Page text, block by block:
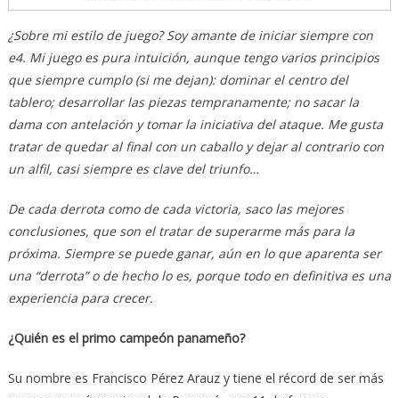
¿Sobre mi estilo de juego? Soy amante de iniciar siempre con
e4. Mi juego es pura intuición, aunque tengo varios principios
que siempre cumplo (si me dejan): dominar el centro del
tablero; desarrollar las piezas tempranamente; no sacar la
dama con antelación y tomar la iniciativa del ataque. Me gusta
tratar de quedar al final con un caballo y dejar al contrario con
un alfil, casi siempre es clave del triunfo…
De cada derrota como de cada victoria, saco las mejores
conclusiones, que son el tratar de superarme más para la
próxima. Siempre se puede ganar, aún en lo que aparenta ser
una “derrota” o de hecho lo es, porque todo en definitiva es una
experiencia para crecer.
¿Quién es el primo campeón panameño?
Su nombre es Francisco Pérez Arauz y tiene el récord de ser más